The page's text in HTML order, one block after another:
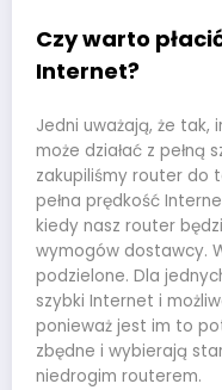
Czy warto
Internet?
Jedni uważają, że tak,
może działać z pełną
zakupiliśmy router do
pełna prędkość
kiedy nasz router
wymogów dostawcy.
podzielone. Dla
szybki Internet i
ponieważ jest im to
zbędne i wybierają
niedrogim routerem.